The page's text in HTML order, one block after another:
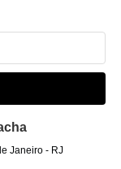
Janeiro - RJ